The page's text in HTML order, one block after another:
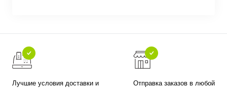
Лучшие условия доставки и
Отправка заказов в любой